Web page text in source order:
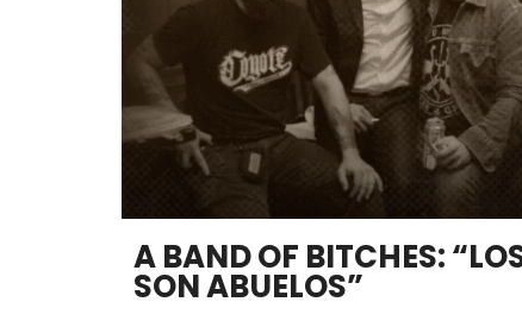
A BAND OF BITCHES:
SON ABUELOS”